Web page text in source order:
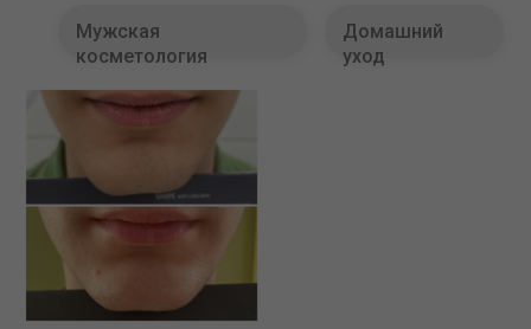
Мужская
косметология
Домашний
уход